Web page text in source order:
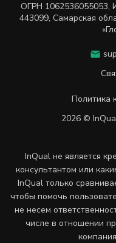
ОГРН 1062536055053,
443099, Самарская
Политика
2026 ©
InQual не является
консультантом или
InQual только
чтобы помочь
не несем
числе в отношении